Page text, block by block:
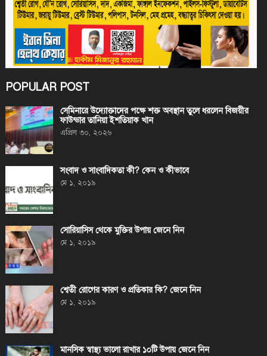
POPULAR POST
সেমিনারে উদ্যোক্তাদের পক্ষে শক্ত অবস্থান তুলে ধরলেন বিজয়ীর
ফাউন্ডার তানিয়া ইশতিয়াক খান
এপ্রিল ৩০, ২০২৬
সংবাদ ও সাংবাদিকতা কী? কেন ও কীভাবে
মে ১, ২০১৯
সোরিয়াসিস থেকে মুক্তির উপায় জেনে নিন
মে ১, ২০১৯
শ্বেতী রোগের কারণ ও প্রতিকার কি? জেনে নিন
মে ১, ২০১৯
মানসিক স্বাস্থ্য ভালো রাখার ১০টি উপায় জেনে নিন